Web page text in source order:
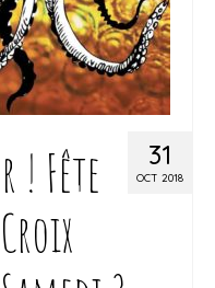
31
OCT 2018
! Fête